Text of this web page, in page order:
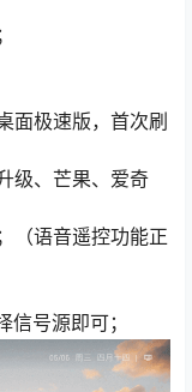
面极速版，首次刷
级、芒果、爱奇
（语音遥控功能正
号源即可；